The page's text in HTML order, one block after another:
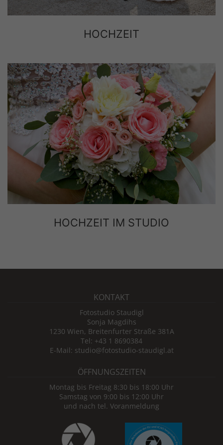
HOCHZEIT
HOCHZEIT IM STUDIO
KONTAKT
Fotostudio Staudigl
Sonja Magdihs
1230 Wien, Breitenfurter Straße 381A
Tel: +43 1 8690384
E-Mail: studio@fotostudio-staudigl.at
ÖFFNUNGSZEITEN
Montag bis Freitag 8:30 bis 18:00 Uhr
Samstag von 9:00 bis 12:00 Uhr
und nach tel. Voranmeldung